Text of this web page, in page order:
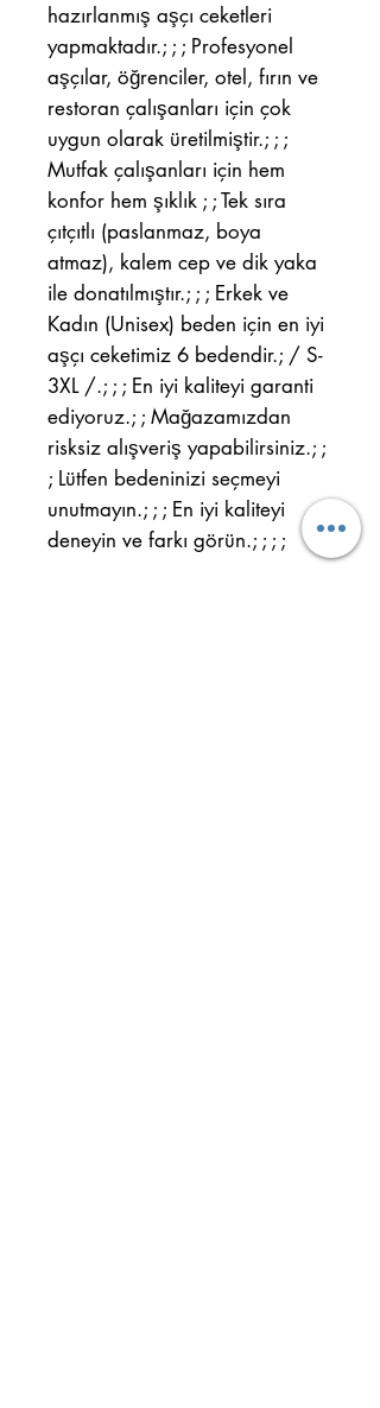
hazırlanmış aşçı ceketleri
yapmaktadır.; ; ; Profesyonel
aşçılar, öğrenciler, otel, fırın ve
restoran çalışanları için çok
uygun olarak üretilmiştir.; ; ;
Mutfak çalışanları için hem
konfor hem şıklık ; ; Tek sıra
çıtçıtlı (paslanmaz, boya
atmaz), kalem cep ve dik yaka
ile donatılmıştır.; ; ; Erkek ve
Kadın (Unisex) beden için en iyi
aşçı ceketimiz 6 bedendir.; / S-
3XL /.; ; ; En iyi kaliteyi garanti
ediyoruz.; ; Mağazamızdan
risksiz alışveriş yapabilirsiniz.; ;
; Lütfen bedeninizi seçmeyi
unutmayın.; ; ; En iyi kaliteyi
deneyin ve farkı görün.; ; ; ;